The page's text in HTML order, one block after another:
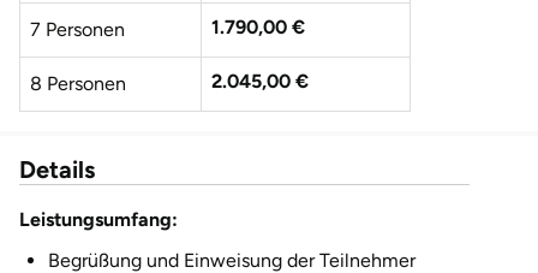
7 Personen 1.790,00 €
8 Personen 2.045,00 €
10 Personen 2.555,00 €
Details
Leistungsumfang:
Begrüßung und Einweisung der Teilnehmer